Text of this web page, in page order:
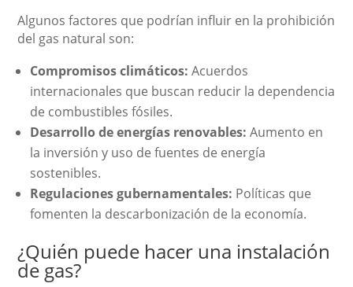
Algunos factores que podrían influir en la prohibición
del gas natural son:
Compromisos climáticos: Acuerdos
internacionales que buscan reducir la dependencia
de combustibles fósiles.
Desarrollo de energías renovables: Aumento en
la inversión y uso de fuentes de energía
sostenibles.
Regulaciones gubernamentales: Políticas que
fomenten la descarbonización de la economía.
¿Quién puede hacer una instalación
de gas?